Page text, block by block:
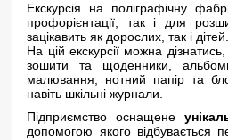
Екскурсія на поліграфічну
профорієнтації, так і для
зацікавить як дорослих, так і дітей.
На цій екскурсії можна
зошити та щоденники,
малювання, нотний папір та
навіть шкільні журнали.
Підприємство оснащене
допомогою якого відбувається